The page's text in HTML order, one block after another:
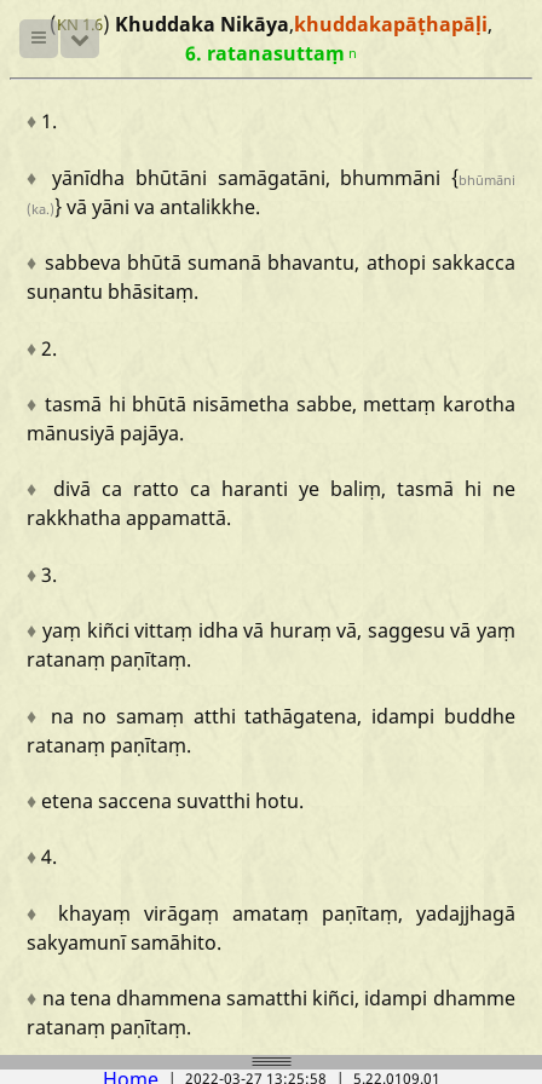
(KN 1.6) Khuddaka Nikāya,khuddakapāṭhapāḷi,
6. ratanasuttaṃ n
♦ 1.
♦yānīdha bhūtāni samāgatāni, bhummāni {bhūmāni
(ka.)}vā yāni va antalikkhe.
♦ sabbeva bhūtā sumanā bhavantu, athopi sakkacca
suṇantu bhāsitaṃ.
♦2.
♦tasmā hi bhūtā nisāmetha sabbe, mettaṃ karotha
mānusiyā pajāya.
♦ divā ca ratto ca haranti ye baliṃ, tasmā hi ne
rakkhatha appamattā.
♦3.
♦yaṃ kiñci vittaṃ idha vā huraṃ vā, saggesu vā yaṃ
ratanaṃ paṇītaṃ.
♦ na no samaṃ atthi tathāgatena, idampi buddhe
ratanaṃ paṇītaṃ.
♦ etena saccena suvatthi hotu.
♦4.
♦ khayaṃ virāgaṃ amataṃ paṇītaṃ, yadajjhagā
sakyamunīsamāhito.
♦ na tena dhammena samatthi kiñci, idampi dhamme
ratanaṃ paṇītaṃ.
| 2022-03-27 13:25:58 | 5.22.0109.01